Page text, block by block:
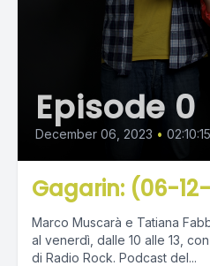
Episode 0
December 06, 2023 • 02:10:15
Gagarin: (06-
Marco Muscarà e Tatiana
al venerdì, dalle 10 alle 13, con
di Radio Rock. Podcast del...